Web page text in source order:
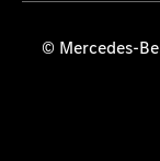
© Mercedes-